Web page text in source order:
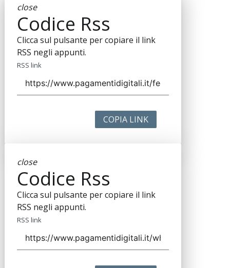
close
Codice Rss
Clicca sul pulsante per copiare il link
RSS negli appunti.
RSS link
COPIA LINK
close
Codice Rss
Clicca sul pulsante per copiare il link
RSS negli appunti.
RSS link